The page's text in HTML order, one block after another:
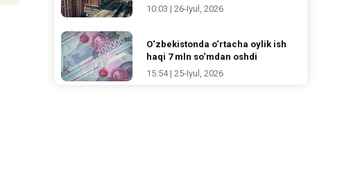
10:03 | 26-Iyul, 2026
O‘zbekistonda o‘rtacha oylik ish
haqi 7 mln so‘mdan oshdi
15:54 | 25-Iyul, 2026